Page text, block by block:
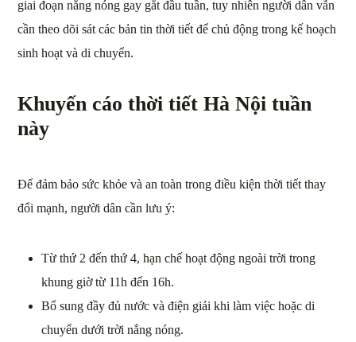
giai đoạn nắng nóng gay gắt đầu tuần, tuy nhiên người dân vẫn
cần theo dõi sát các bản tin thời tiết để chủ động trong kế hoạch
sinh hoạt và di chuyển.
Khuyến cáo thời tiết Hà Nội tuần
này
Để đảm bảo sức khỏe và an toàn trong điều kiện thời tiết thay
đổi mạnh, người dân cần lưu ý:
Từ thứ 2 đến thứ 4, hạn chế hoạt động ngoài trời trong
khung giờ từ 11h đến 16h.
Bổ sung đầy đủ nước và điện giải khi làm việc hoặc di
chuyển dưới trời nắng nóng.